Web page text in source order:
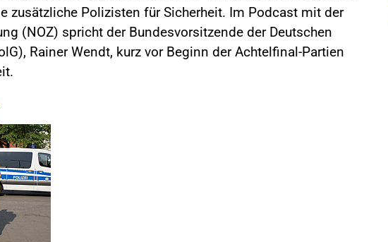
zusätzliche Polizisten für Sicherheit. Im Podcast mit der
(NOZ) spricht der Bundesvorsitzende der Deutschen
Rainer Wendt, kurz vor Beginn der Achtelfinal-Partien